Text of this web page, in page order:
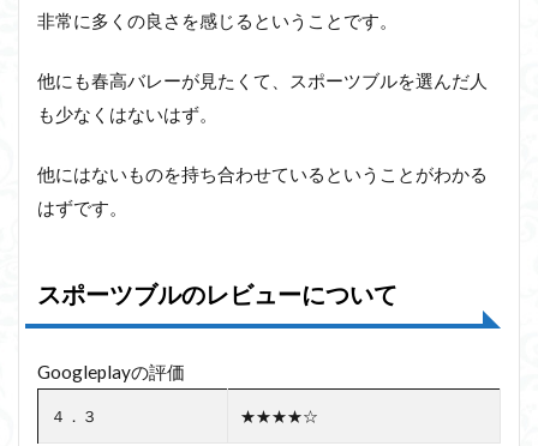
非常に多くの良さを感じるということです。
他にも春高バレーが見たくて、スポーツブルを選んだ人
も少なくはないはず。
他にはないものを持ち合わせているということがわかる
はずです。
スポーツブルのレビューについて
Googleplayの評価
４．３ ★★★★☆